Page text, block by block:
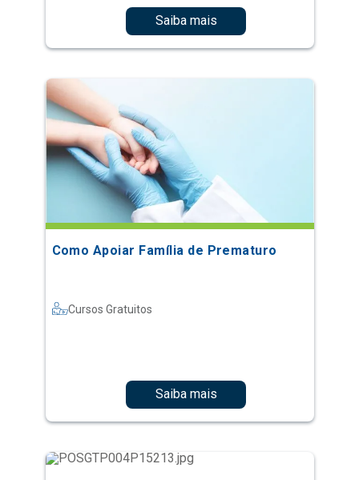
Saiba mais
Como Apoiar Família de Prematuro
Cursos Gratuitos
Saiba mais